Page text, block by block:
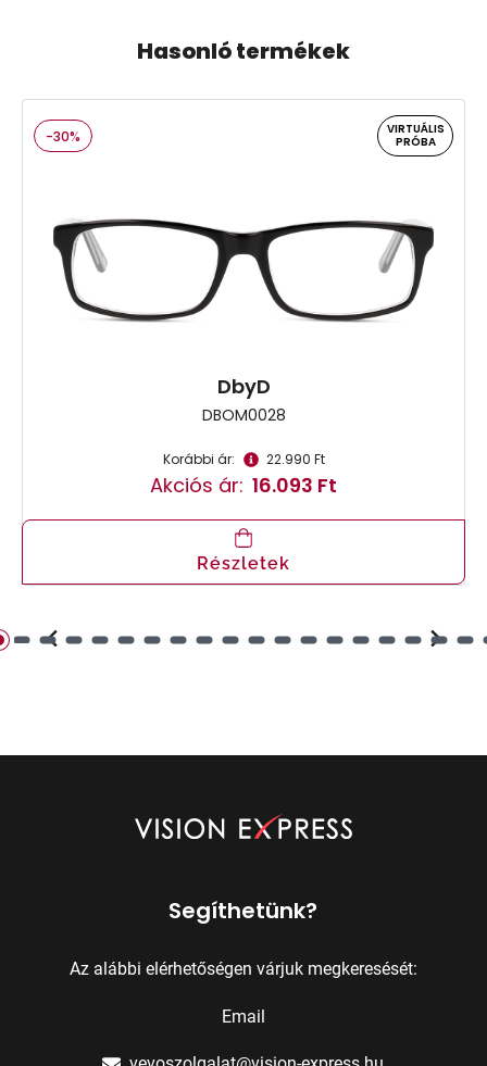
Hasonló termékek
-30%
VIRTUÁLIS
PRÓBA
DbyD
DBOM0028
Korábbi ár: 22.990 Ft
Akciós ár: 16.093 Ft
Részletek
Segíthetünk?
Az alábbi elérhetőségen várjuk megkeresését:
Email